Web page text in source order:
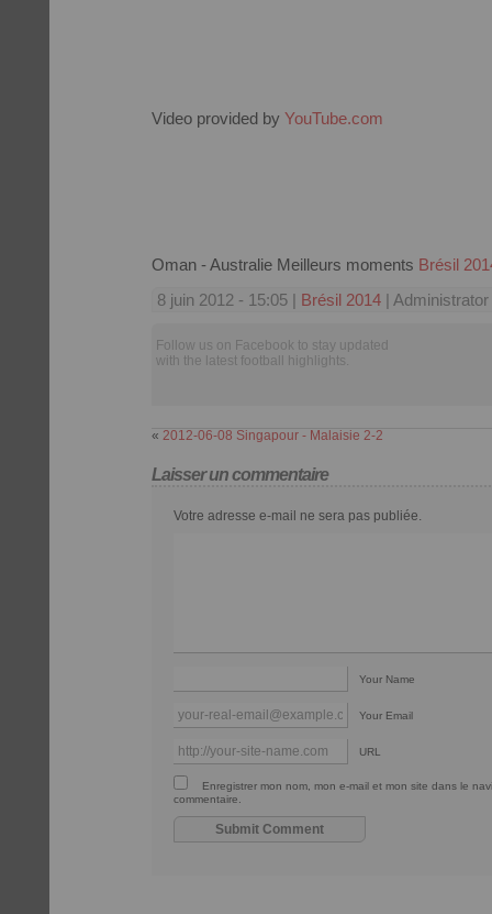
Video provided by YouTube.com
Oman - Australie Meilleurs moments Brésil
8 juin 2012 - 15:05 | Brésil 2014 | Administrator
Follow us on Facebook to stay updated
with the latest football highlights.
« 2012-06-08 Singapour - Malaisie 2-2
Laisser un commentaire
Votre adresse e-mail ne sera pas publiée.
Your Name
Your Email
URL
Enregistrer mon nom, mon e-mail et mon site dans le
commentaire.